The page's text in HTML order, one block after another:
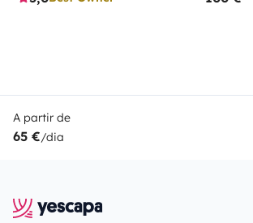
A partir de
65 €/dia